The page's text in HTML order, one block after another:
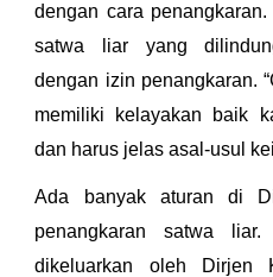
dengan cara
satwa liar yang
dengan izin penangkaran.
memiliki kelayakan baik
dan harus jelas asal-usul
Ada banyak aturan di
penangkaran satwa
dikeluarkan oleh Dirjen